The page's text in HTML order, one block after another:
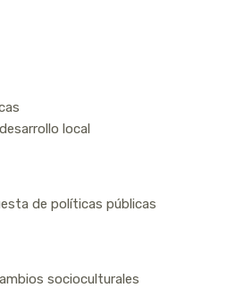
local
de políticas públicas
socioculturales